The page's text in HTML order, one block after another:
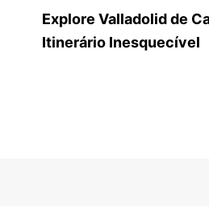
Explore Valladolid de
Itinerário Inesquecível